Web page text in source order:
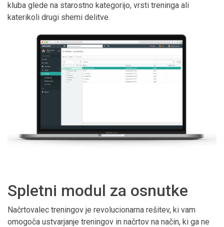
kluba glede na starostno kategorijo, vrsti treninga ali
katerikoli drugi shemi delitve.
Spletni modul za osnutke
Načrtovalec treningov je revolucionarna rešitev, ki vam
omogoča ustvarjanje treningov in načrtov na način, ki ga ne